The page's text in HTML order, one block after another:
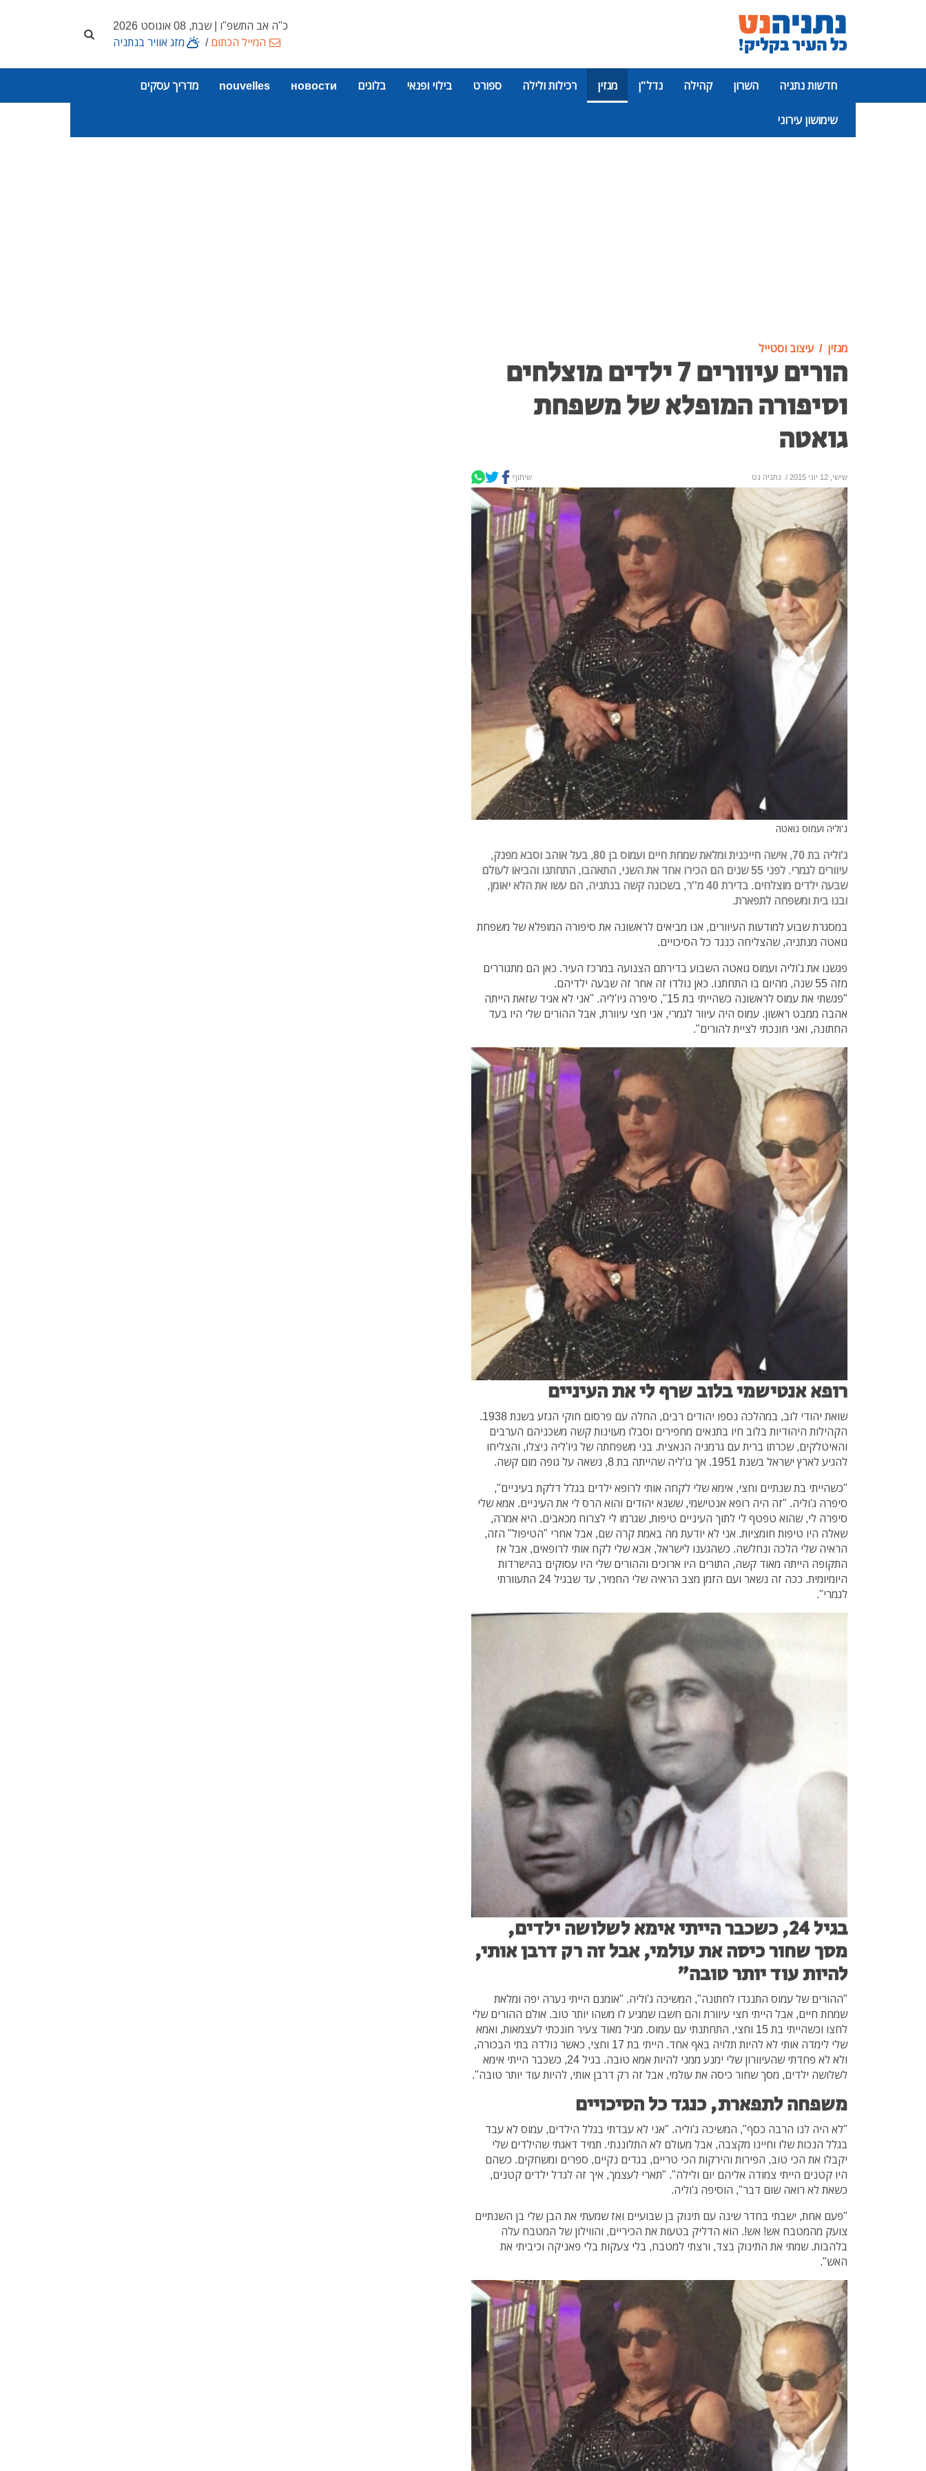
כ"ה אב התשפ"ו | שבת, 08 אוגוסט 2026
המייל הכתום/ מזג אוויר בנתניה
חדשות נתניה השרון קהילה נדל"ן מגזין רכילות ולילה ספורט בילוי ופנאי בלוגים новости
nouvelles מדריך עסקים
שימושון עירוני
מגזין עיצוב וסטייל
הורים עיוורים 7 ילדים מוצלחים
וסיפורה המופלא של משפחת
גואטה
שישי, 12 יוני 2015 / נתניה נט שיתוף
ג'וליה ועמוס גואטה
ג'וליה בת 70, אישה חייכנית ומלאת שמחת חיים ועמוס בן 80, בעל אוהב וסבא מפנק,
עיוורים לגמרי. לפני 55 שנים הם הכירו אחד את השני, התאהבו, התחתנו והביאו לעולם
שבעה ילדים מוצלחים. בדירת 40 מ''ר, בשכונה קשה בנתניה, הם עשו את הלא יאומן,
ובנו בית ומשפחה לתפארת.
במסגרת שבוע למודעות העיוורים, אנו מביאים לראשונה את סיפורה המופלא של משפחת
גואטה מנתניה, שהצליחה כנגד כל הסיכויים.
פגשנו את ג'וליה ועמוס גואטה השבוע בדירתם הצנועה במרכז העיר. כאן הם מתגוררים
מזה 55 שנה, מהיום בו התחתנו. כאן נולדו זה אחר זה שבעה ילדיהם.
"פגשתי את עמוס לראשונה כשהייתי בת 15", סיפרה גיו'ליה. "אני לא אגיד שזאת הייתה
אהבה ממבט ראשון. עמוס היה עיוור לגמרי, אני חצי עיוורת, אבל ההורים שלי היו בעד
החתונה, ואני חונכתי לציית להורים".
רופא אנטישמי בלוב שרף לי את העיניים
שואת יהודי לוב, במהלכה נספו יהודים רבים, החלה עם פרסום חוקי הגזע בשנת 1938.
הקהילות היהודיות בלוב חיו בתנאים מחפירים וסבלו מעוינות קשה משכניהם הערבים
והאיטלקים, שכרתו ברית עם גרמניה הנאצית. בני משפחתה של גיו'ליה ניצלו, והצליחו
להגיע לארץ ישראל בשנת 1951. אך גו'ליה שהייתה בת 8, נשאה על גופה מום קשה.
"כשהייתי בת שנתיים וחצי, אימא שלי לקחה אותי לרופא ילדים בגלל דלקת בעיניים",
סיפרה ג'וליה. "זה היה רופא אנטישמי, ששנא יהודים והוא הרס לי את העיניים. אמא שלי
סיפרה לי, שהוא טפטף לי לתוך העיניים טיפות, שגרמו לי לצרוח מכאבים. היא אמרה,
שאלה היו טיפות חומציות. אני לא יודעת מה באמת קרה שם, אבל אחרי "הטיפול" הזה,
הראיה שלי הלכה ונחלשה. כשהגענו לישראל, אבא שלי לקח אותי לרופאים, אבל אז
התקופה הייתה מאוד קשה, התורים היו ארוכים וההורים שלי היו עסוקים בהישרדות
היומיומית. ככה זה נשאר ועם הזמן מצב הראיה שלי החמיר, עד שבגיל 24 התעוורתי
לגמרי".
בגיל 24, כשכבר הייתי אימא לשלושה ילדים,
מסך שחור כיסה את עולמי, אבל זה רק דרבן אותי,
להיות עוד יותר טובה"
"ההורים של עמוס התנגדו לחתונה", המשיכה ג'וליה. "אומנם הייתי נערה יפה ומלאת
שמחת חיים, אבל הייתי חצי עיוורת והם חשבו שמגיע לו משהו יותר טוב. אולם ההורים שלי
לחצו וכשהייתי בת 15 וחצי, התחתנתי עם עמוס. מגיל מאוד צעיר חונכתי לעצמאות, ואמא
שלי לימדה אותי לא להיות תלויה באף אחד. הייתי בת 17 וחצי, כאשר נולדה בתי הבכורה,
ולא לא פחדתי שהעיוורון שלי ימנע ממני להיות אמא טובה. בגיל 24, כשכבר הייתי אימא
לשלושה ילדים, מסך שחור כיסה את עולמי, אבל זה רק דרבן אותי, להיות עוד יותר טובה".
משפחה לתפארת, כנגד כל הסיכויים
"לא היה לנו הרבה כסף", המשיכה ג'וליה. "אני לא עבדתי בגלל הילדים, עמוס לא עבד
בגלל הנכות שלו וחיינו מקצבה, אבל מעולם לא התלוננתי. תמיד דאגתי שהילדים שלי
יקבלו את הכי טוב, הפירות והירקות הכי טריים, בגדים נקיים, ספרים ומשחקים. כשהם
היו קטנים הייתי צמודה אליהם יום ולילה". "תארי לעצמך, איך זה לגדל ילדים קטנים,
כשאת לא רואה שום דבר", הוסיפה ג'וליה.
"פעם אחת, ישבתי בחדר שינה עם תינוק בן שבועיים ואז שמעתי את הבן שלי בן השנתיים
צועק מהמטבח אש! אש!. הוא הדליק בטעות את הכיריים, והווילון של המטבח עלה
בלהבות. שמתי את התינוק בצד, ורצתי למטבח, בלי צעקות בלי פאניקה וכיביתי את
האש".